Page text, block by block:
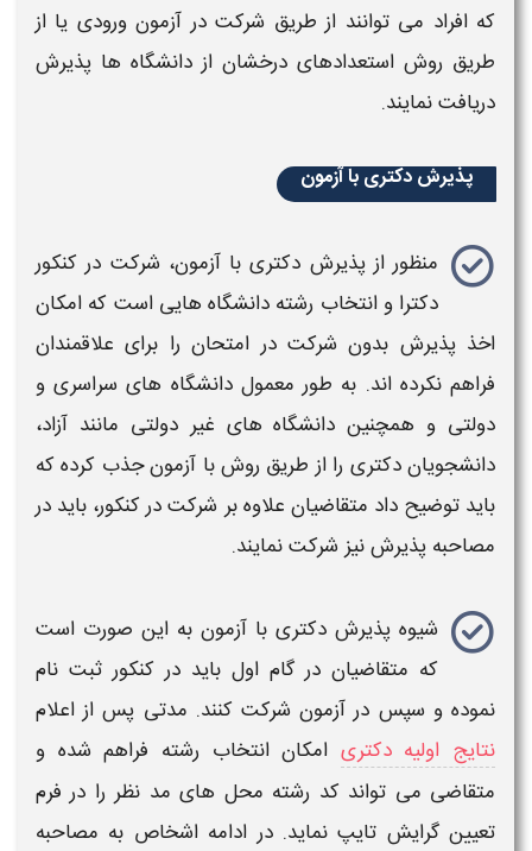
که افراد می توانند از طریق شرکت در آزمون ورودی یا از
طریق روش استعدادهای درخشان از دانشگاه ها پذیرش
دریافت نمایند.
پذیرش دکتری با آزمون
منظور ازپذیرش دکتری با آزمون، شرکت در کنکور
دکتراو انتخاب رشته دانشگاه هایی است که امکان
اخذپذیرش بدون شرکت در امتحان را برای علاقمندان
فراهم نکرده اند. به طور معمول دانشگاه های سراسری و
دولتی و همچنین دانشگاه های غیر دولتی مانند آزاد،
دانشجویاندکتری را از طریق روشبا آزمونجذب کرده که
باید توضیح داد متقاضیان علاوه بر شرکت در کنکور، باید در
مصاحبه پذیرشنیز شرکت نمایند.
شیوه پذیرش دکتری با آزمون به این صورت است
که متقاضیان در گام اول باید در کنکور ثبت نام
نموده و سپس در آزمون شرکت کنند. مدتی پس از اعلام
نتایج اولیه دکتری امکان انتخاب رشته فراهم شده و
متقاضی می تواند کد رشته محل های مد نظر را در فرم
تعیین گرایش تایپ نماید. در ادامه اشخاص به مصاحبه